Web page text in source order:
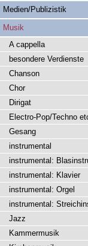
Medien/Publizistik
Musik
A cappella
besondere Verdienste
Chanson
Chor
Dirigat
Electro-Pop/Techno
Gesang
instrumental
instrumental:
instrumental: Klavier
instrumental: Orgel
instrumental:
Jazz
Kammermusik